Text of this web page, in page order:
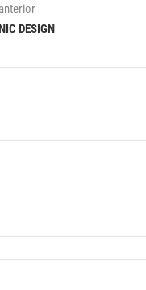
DESIGN